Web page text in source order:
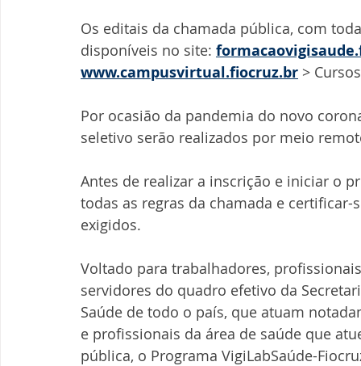
Os editais da chamada pública, com
disponíveis no site:
www.campusvirtual.fiocruz.br >
Por ocasião da pandemia do novo
seletivo serão realizados por meio
Antes de realizar a inscrição e iniciar o
todas as regras da chamada e
exigidos.
Voltado para trabalhadores,
servidores do quadro efetivo da
Saúde de todo o país, que atuam
e profissionais da área de saúde que
pública, o Programa VigiLabSaúde-